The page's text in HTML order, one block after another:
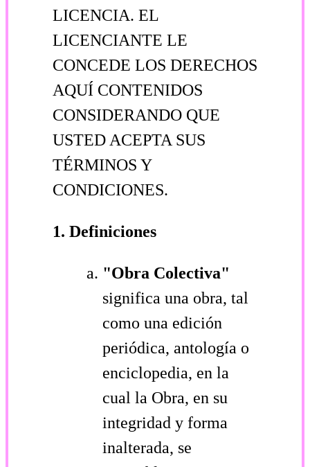
LICENCIA. EL
LICENCIANTE LE
CONCEDE LOS DERECHOS
AQUÍ CONTENIDOS
CONSIDERANDO QUE
USTED ACEPTA SUS
TÉRMINOS Y
CONDICIONES.
1. Definiciones
"Obra Colectiva"
significa una obra, tal
como una edición
periódica, antología o
enciclopedia, en la
cual la Obra, en su
integridad y forma
inalterada, se